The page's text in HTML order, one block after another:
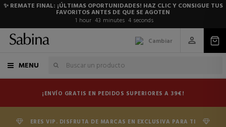
✨ REMATE FINAL: ¡ÚLTIMAS OPORTUNIDADES! HAZ CLIC Y CONSIGUE TUS
FAVORITOS ANTES DE QUE SE AGOTEN
1 hour 43 minutes 3 seconds
Cambiar
MENU
¡ENVÍO GRATIS EN PEDIDOS SUPERIORES A 39€!
ERES VIP. DISFRUTA DE MARCAS EN EXCLUSIVA PARA TI